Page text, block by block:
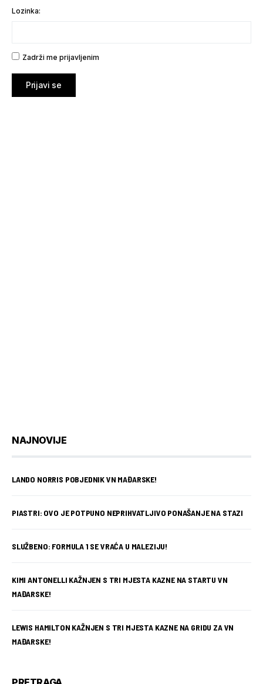
Lozinka:
Zadrži me prijavljenim
Prijavi se
NAJNOVIJE
LANDO NORRIS POBJEDNIK VN MAĐARSKE!
PIASTRI: OVO JE POTPUNO NEPRIHVATLJIVO PONAŠANJE NA STAZI
SLUŽBENO: FORMULA 1 SE VRAĆA U MALEZIJU!
KIMI ANTONELLI KAŽNJEN S TRI MJESTA KAZNE NA STARTU VN
MAĐARSKE!
LEWIS HAMILTON KAŽNJEN S TRI MJESTA KAZNE NA GRIDU ZA VN
MAĐARSKE!